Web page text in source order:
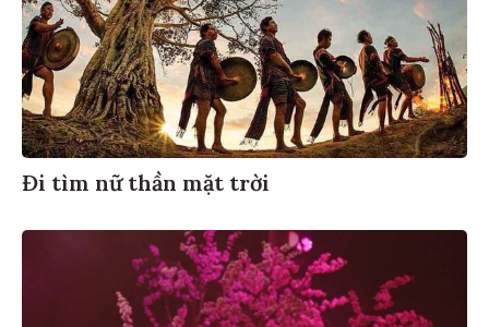
Đi tìm nữ thần mặt trời